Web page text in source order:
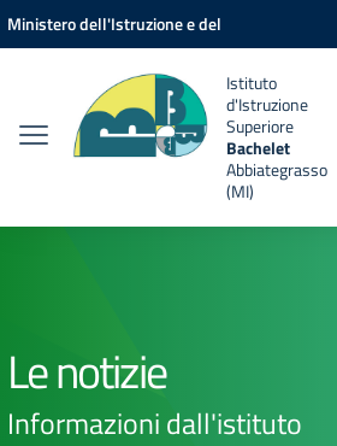
Vai ai contenuti
Vai al menu di navigazione
Vai al footer
Ministero dell'Istruzione e del
Istituto
d'Istruzione
Superiore
Bachelet
Abbiategrasso
(MI)
Le notizie
Informazioni dall'istituto